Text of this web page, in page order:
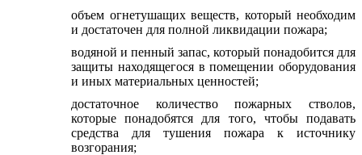
объем огнетушащих веществ, который необходим
и достаточен для полной ликвидации пожара;
водяной и пенный запас, который понадобится для
защиты находящегося в помещении оборудования
и иных материальных ценностей;
достаточное количество пожарных стволов,
которые понадобятся для того, чтобы подавать
средства для тушения пожара к источнику
возгорания;